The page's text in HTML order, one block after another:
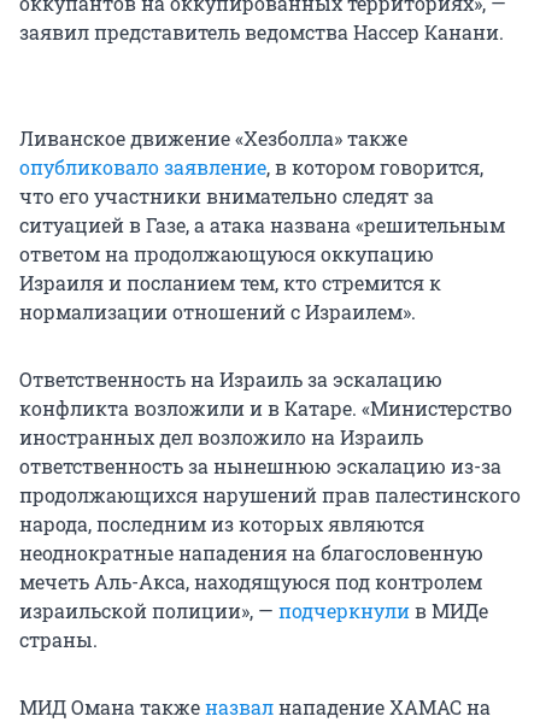
заявил представитель ведомства Нассер Канани.
Ливанское движение «Хезболла» также
опубликовало заявление, в котором говорится,
что его участники внимательно следят за
ситуацией в Газе, а атака названа «решительным
ответом на продолжающуюся оккупацию
Израиля и посланием тем, кто стремится к
нормализации отношений с Израилем».
Ответственность на Израиль за эскалацию
конфликта возложили и в Катаре. «Министерство
иностранных дел возложило на Израиль
ответственность за нынешнюю эскалацию из-за
продолжающихся нарушений прав палестинского
народа, последним из которых являются
неоднократные нападения на благословенную
мечеть Аль-Акса, находящуюся под контролем
израильской полиции», — подчеркнулив МИДе
страны.
МИД Омана такженазвалнападение ХАМАС на